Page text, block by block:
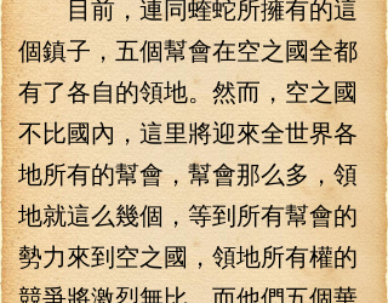
目前，連同蝰蛇所擁有的這
個鎮子，五個幫會在空之國全都
有了各自的領地。然而，空之國
不比國內，這里將迎來全世界各
地所有的幫會，幫會那么多，領
地就這么幾個，等到所有幫會的
勢力來到空之國，領地所有權的